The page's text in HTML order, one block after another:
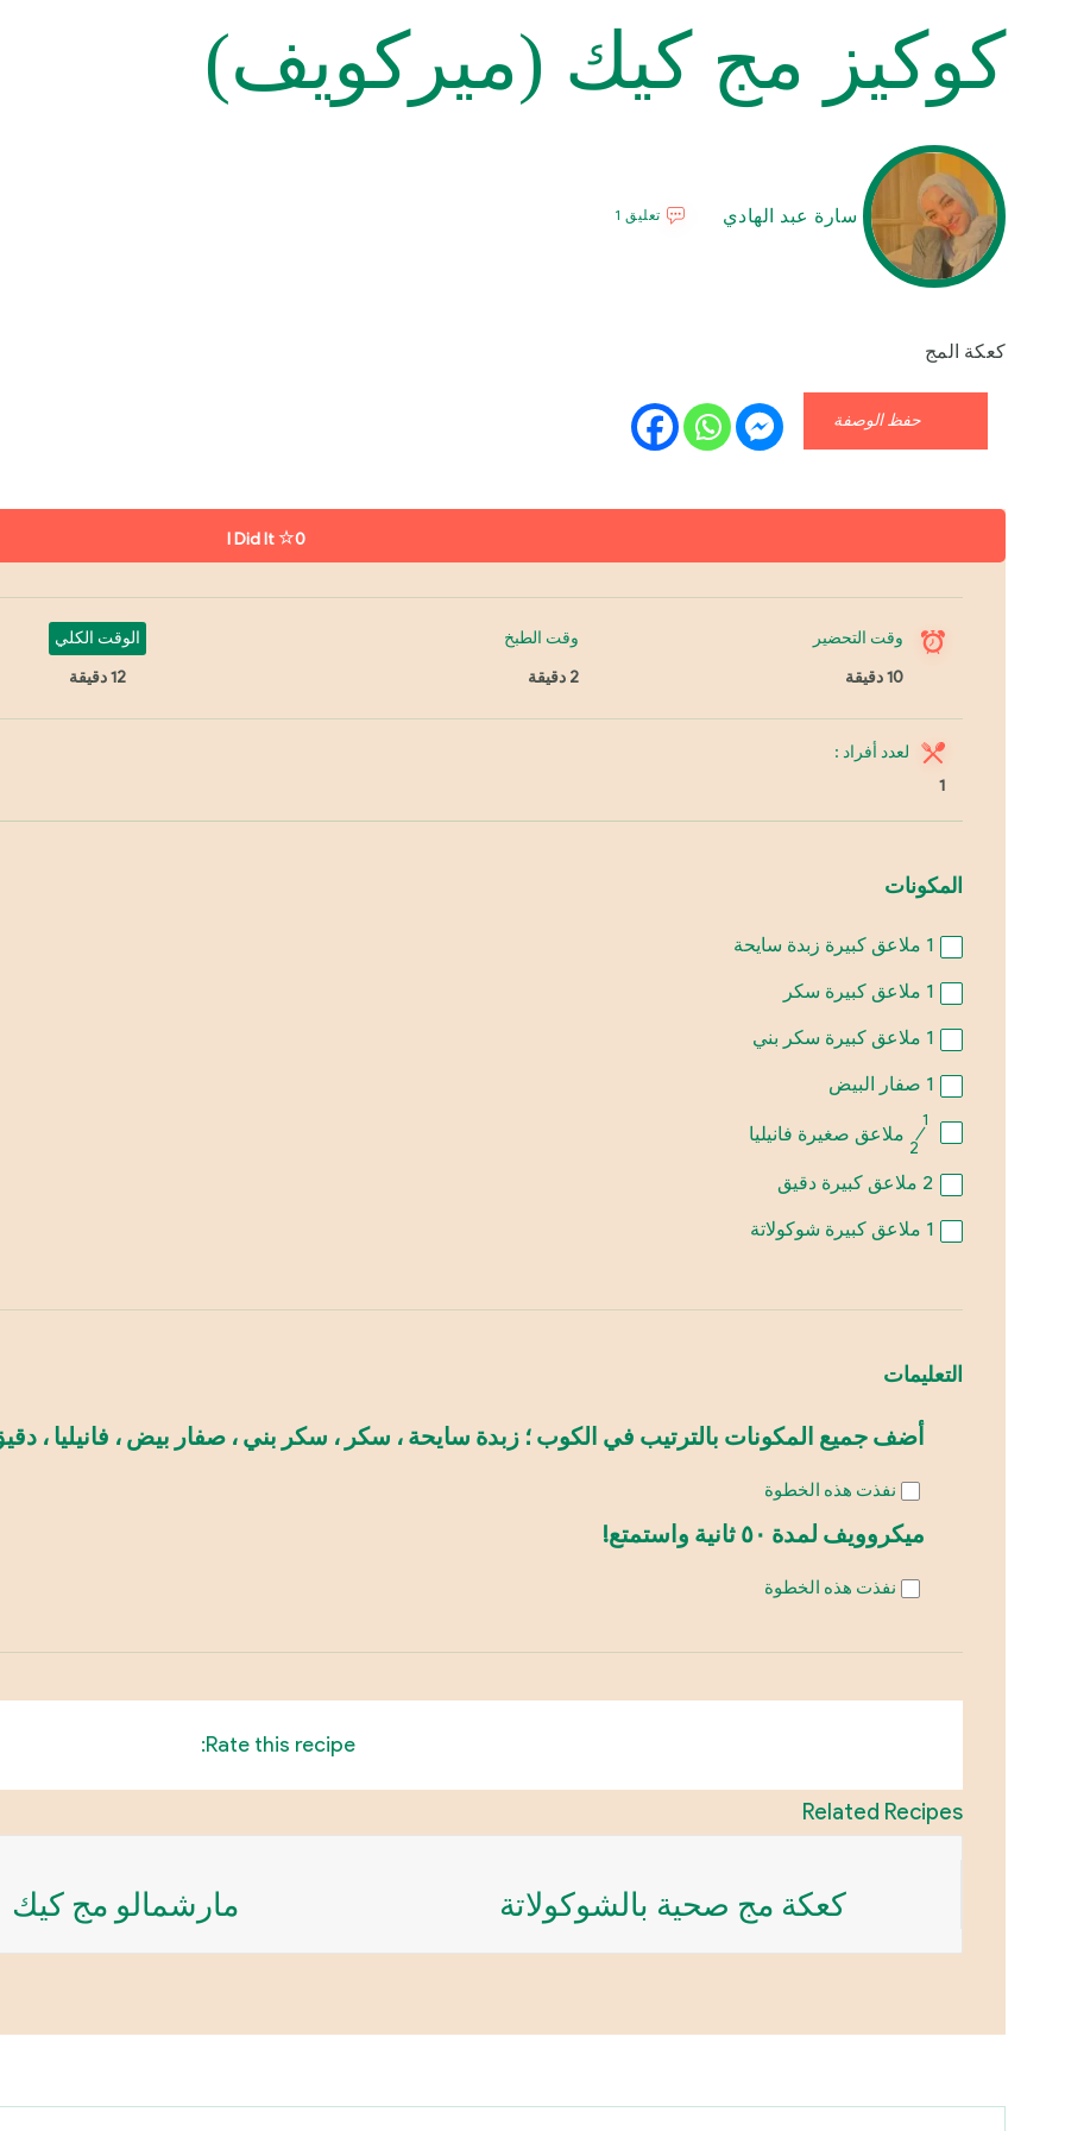
كوكيز مج كيك (ميركويف)
سارة عبد الهادي تعليق 1
كعكة المج
حفظ الوصفة
I Did It 0
وقت التحضير
10 دقيقة
وقت الطبخ
2 دقيقة
الوقت الكلي
12 دقيقة
لعدد أفراد :
1
المكونات
1 ملاعق كبيرة زبدة سايحة
1 ملاعق كبيرة سكر
1 ملاعق كبيرة سكر بني
1 صفار البيض
1
⁄
2
ملاعق صغيرة فانيليا
2 ملاعق كبيرة دقيق
1 ملاعق كبيرة شوكولاتة
التعليمات
أضف جميع المكونات بالترتيب في الكوب ؛ زبدة سايحة ، سكر ، سكر بني ، صفار بيض ، فانيليا ،
نفذت هذه الخطوة
ميكروويف لمدة ٥٠ ثانية واستمتع!
نفذت هذه الخطوة
Rate this recipe:
Related Recipes
كعكة مج صحية بالشوكولاتة مارشمالو مج كيك